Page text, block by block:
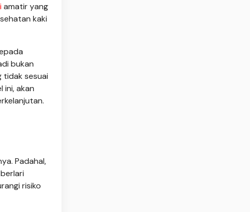
amatir yang
kaki
bukan
tidak sesuai
ini, akan
Padahal,
risiko